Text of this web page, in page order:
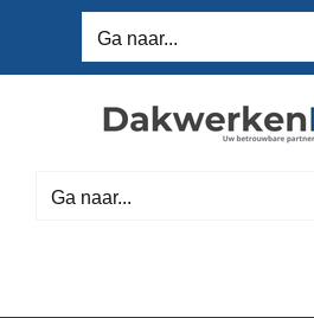
inhoud
Ga naar...
Ga naar...